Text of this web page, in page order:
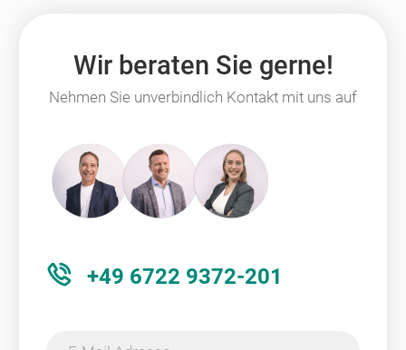
Wir beraten Sie gerne!
Nehmen Sie unverbindlich Kontakt mit uns auf
+49 6722 9372-201